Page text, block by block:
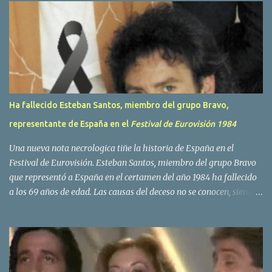
r
s
Ha fallecido Esteban Santos, miembro del grupo Bravo,
representante de España en el Festival de Eurovisión 1984
Una nueva nota necrologica tiñe la historia de España en el
Festival de Eurovisión. Esteban Santos, miembro del grupo Bravo
que representó a España en el certamen del año 1984 ha fallecido
a los 69 años de edad. Las causas del deceso no se conocen, siendo
traves de las redes sociales. Nacido en Tolosa en 1951, durante su
epoca universitaria en la carrera de empresariales conoció al
estudiante de medicina Luis Villar, comenzando a actuar